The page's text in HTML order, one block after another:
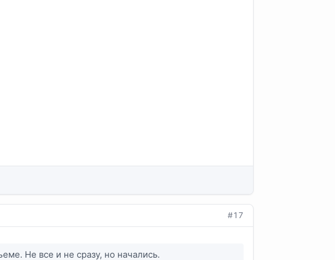
#17
Не все и не сразу, но начались.